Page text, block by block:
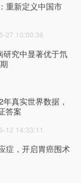
重新定义中国市
27 10:00:36
究中显著优于氘
真实世界数据，
答案
12 14:33:11
症，开启胃癌围术